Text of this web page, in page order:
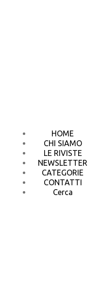
HOME
CHI SIAMO
LE RIVISTE
NEWSLETTER
CATEGORIE
CONTATTI
Cerca